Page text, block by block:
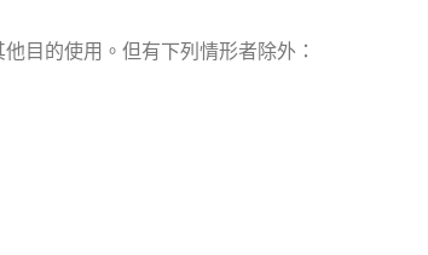
目的使用。但有下列情形者除外：